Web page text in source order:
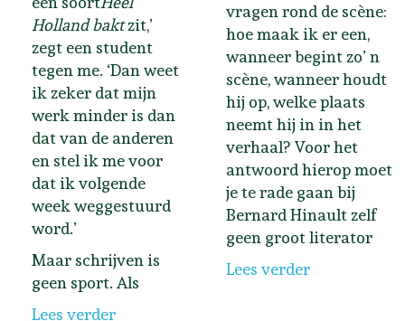
Holland baktzit,’
zegt een student
tegen me. ‘Dan weet
ik zeker dat mijn
werk minder is dan
dat van de anderen
en stel ik me voor
dat ik volgende
week weggestuurd
word.’
Maar schrijven is
geen sport. Als
Lees verder
vragen rond de scène:
hoe maak ik er een,
wanneer begint zo’ n
scène, wanneer houdt
hij op, welke plaats
neemt hij in in het
verhaal? Voor het
antwoord hierop moet
je te rade gaan bij
Bernard Hinault zelf
geen groot literator
Lees verder